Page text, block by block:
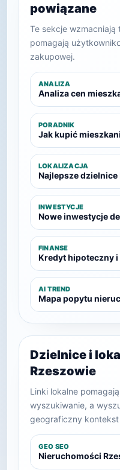
powiązane
Te sekcje
pomagają
zakupowej.
ANALIZA
Analiza cen
PORADNIK
Jak kupić
LOKALIZACJA
Najlepsze dzielnice
INWESTYCJE
Nowe inwestycje
FINANSE
Kredyt hipoteczny
AI TREND
Mapa popytu
Dzielnice i
Rzeszowie
Linki lokalne
wyszukiwanie, a
geograficzny
GEO SEO
Nieruchomości